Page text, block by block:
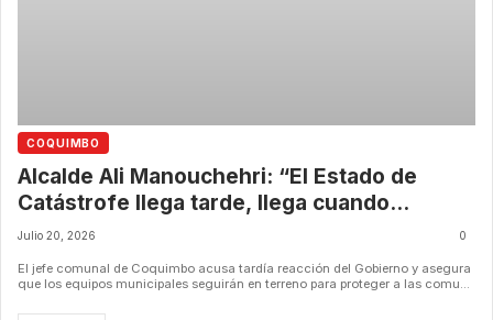
COQUIMBO
Alcalde Ali Manouchehri: “El Estado de
Catástrofe llega tarde, llega cuando
estamos contando a nuestros muertos”
Julio 20, 2026 0
El jefe comunal de Coquimbo acusa tardía reacción del Gobierno y asegura
que los equipos municipales seguirán en terreno para proteger a las comu...